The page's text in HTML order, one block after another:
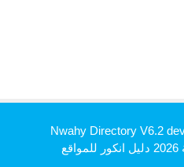
Nwahy Directory
دليل انكور للمواقع